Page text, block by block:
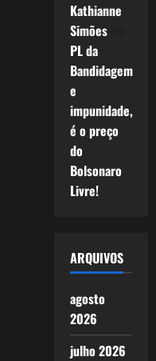
Kathianne
Simõesem
PL da
Bandidagem
e
impunidade,
é o preço
do
Bolsonaro
Livre!
ARQUIVOS
agosto
2026
julho 2026